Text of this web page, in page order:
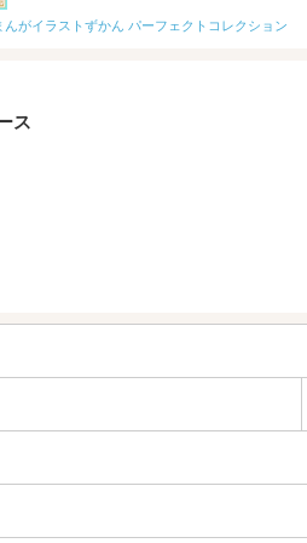
んがイラストずかん パーフェクトコレクション
ス